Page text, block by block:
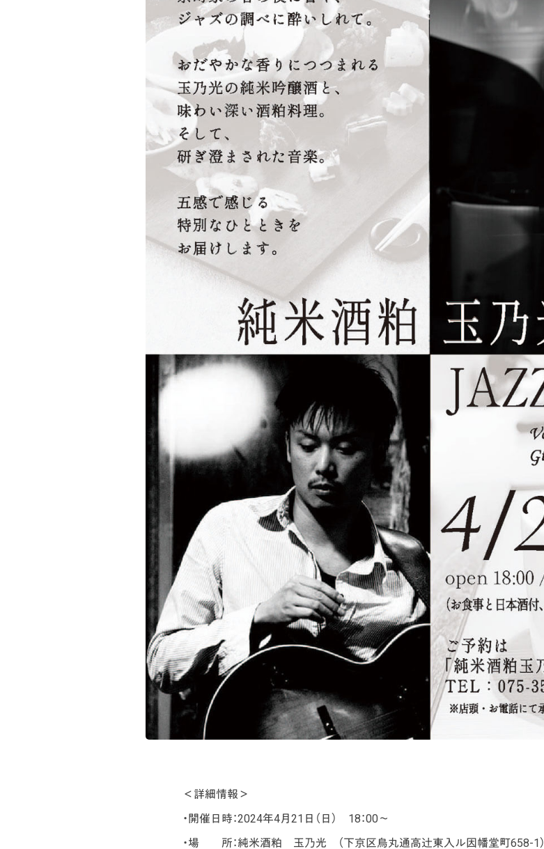
＜詳細情報＞
・開催日時：2024年4月21日（日） 18：00～
・場 所：純米酒粕 玉乃光 （下京区烏丸通高辻東入ル因幡堂町658-1）